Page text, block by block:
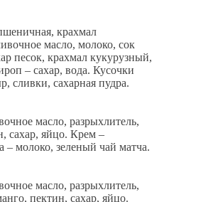
крахмал
масло, молоко, сок
песок, крахмал кукурузный,
– сахар, вода. Кусочки
сливки, сахарная пудра.
масло, разрыхлитель,
сахар, яйцо. Крем –
молоко, зеленый чай матча.
масло, разрыхлитель,
пектин, сахар, яйцо.